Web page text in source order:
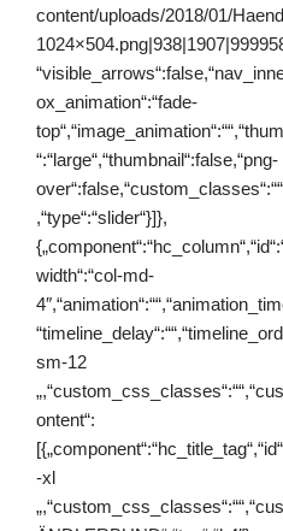
content/uploads/2018/01/
ox_animation“:“fade-
“:“large“,“thumbnail“:false,“png-
,“type“:“slider“}]},
width“:“col-md-
sm-12
ontent“:
-xl